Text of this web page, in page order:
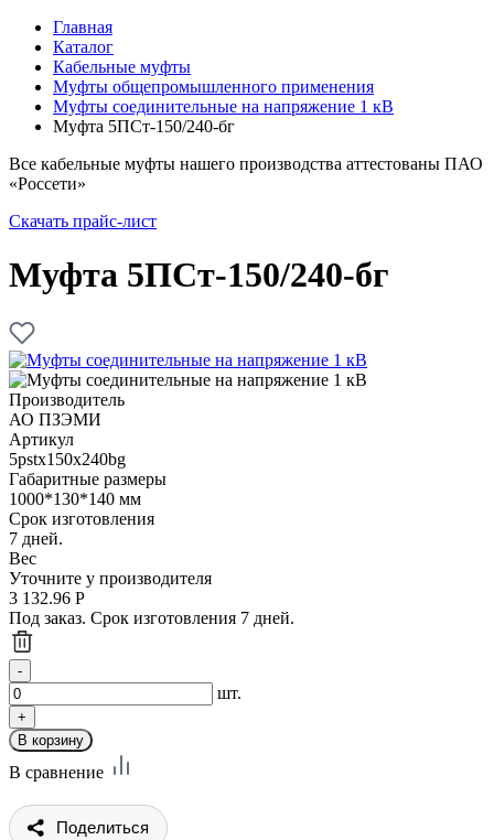
Главная
Каталог
Кабельные муфты
Муфты общепромышленного применения
Муфты соединительные на напряжение 1 кВ
Муфта 5ПСт-150/240-бг
Все кабельные муфты нашего производства аттестованы ПАО
«Россети»
Скачать прайс-лист
Муфта 5ПСт-150/240-бг
Производитель
АО ПЗЭМИ
Артикул
5pstx150x240bg
Габаритные размеры
1000*130*140 мм
Срок изготовления
7 дней.
Вес
Уточните у производителя
3 132.96 Р
Под заказ. Срок изготовления 7 дней.
шт.
В сравнение
Поделиться